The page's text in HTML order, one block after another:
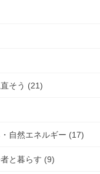
そう (21)
自然エネルギー (17)
と暮らす (9)